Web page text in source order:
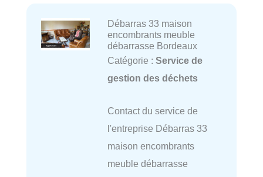
Débarras 33 maison
encombrants meuble
débarrasse Bordeaux
Catégorie : Service de
gestion des déchets
Contact du service de
l'entreprise Débarras 33
maison encombrants
meuble débarrasse